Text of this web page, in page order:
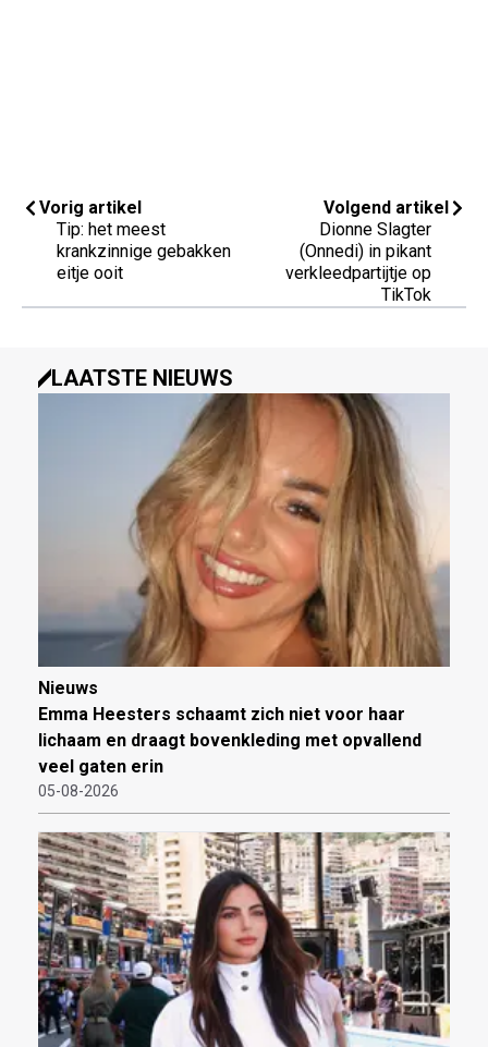
Vorig artikel
Tip: het meest
krankzinnige gebakken
eitje ooit
Volgend artikel
Dionne Slagter
(Onnedi) in pikant
verkleedpartijtje op
TikTok
LAATSTE NIEUWS
Nieuws
Emma Heesters schaamt zich niet voor haar
lichaam en draagt bovenkleding met opvallend
veel gaten erin
05-08-2026